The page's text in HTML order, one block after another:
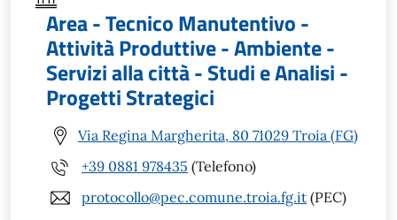
Area - Tecnico Manutentivo -
Attività Produttive - Ambiente -
Servizi alla città - Studi e Analisi -
Progetti Strategici
Via Regina Margherita, 80 71029 Troia (FG)
+39 0881 978435 (Telefono)
protocollo@pec.comune.troia.fg.it (PEC)